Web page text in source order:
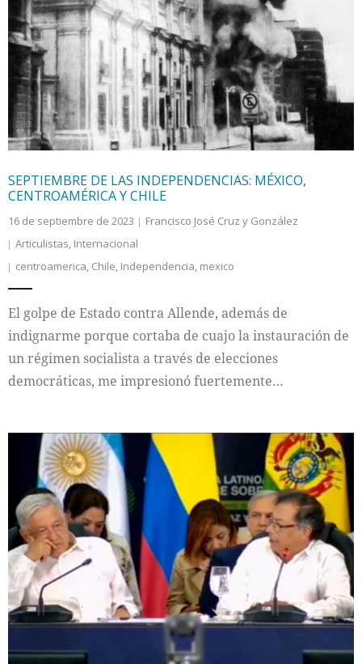
SEPTIEMBRE DE LAS INDEPENDENCIAS: MÉXICO,
CENTROAMÉRICA Y CHILE
16 de septiembre de 2023
Francisco José Cruz y González
Articulistas, Internacional
centroamerica, Chile, Independencia, mexico
El golpe de Estado contra Allende, además de
indignarme porque cortaba de cuajo la instauración de
un régimen socialista a través de elecciones
democráticas, me impresionó fuertemente…